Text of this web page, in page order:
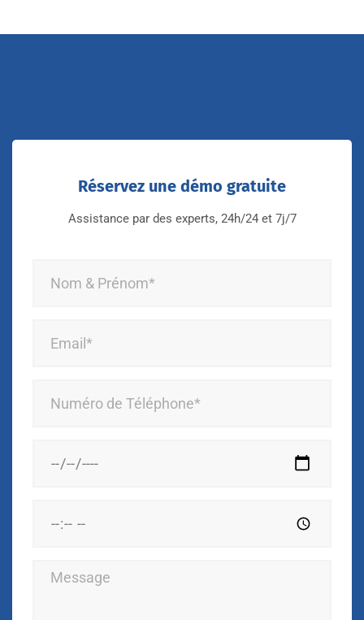
Réservez une démo gratuite
Assistance par des experts, 24h/24 et 7j/7